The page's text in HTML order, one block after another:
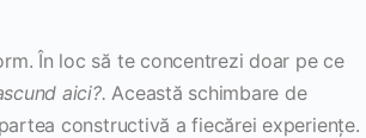
În loc să te concentrezi doar pe ce
aici?. Această schimbare de
constructivă a fiecărei experiențe.